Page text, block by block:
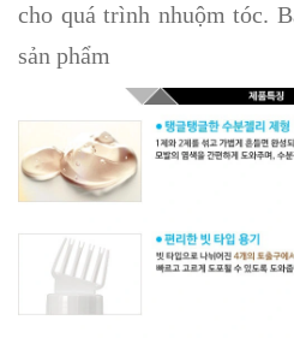
cho quá trình nhuộm tóc.
sản phẩm